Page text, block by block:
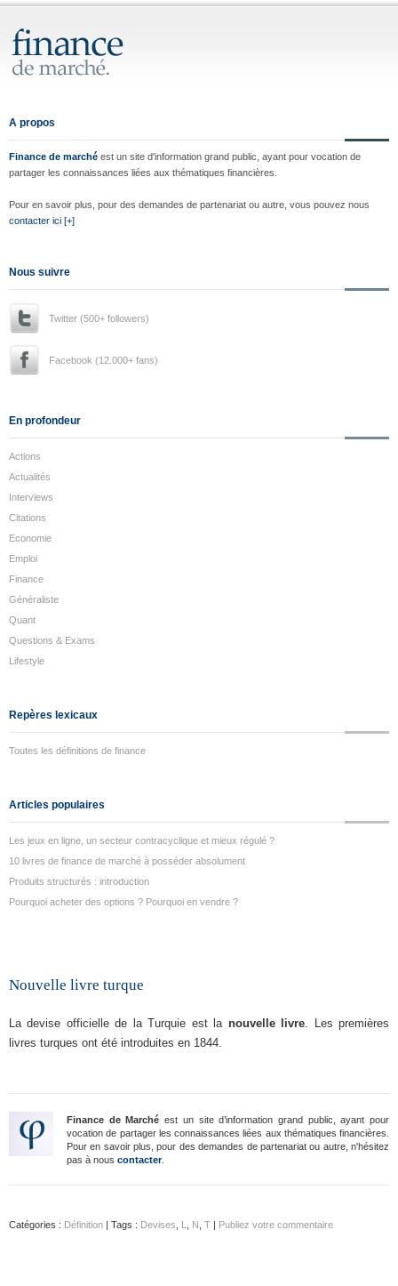
A propos
Finance de marché est un site d'information grand public, ayant pour vocation de
partager les connaissances liées aux thématiques financières.
Pour en savoir plus, pour des demandes de partenariat ou autre, vous pouvez nous
contacter ici [+]
Nous suivre
Twitter (500+ followers)
Facebook (12.000+ fans)
En profondeur
Actions
Actualités
Interviews
Citations
Economie
Emploi
Finance
Généraliste
Quant
Questions & Exams
Lifestyle
Repères lexicaux
Toutes les définitions de finance
Articles populaires
Les jeux en ligne, un secteur contracyclique et mieux régulé ?
10 livres de finance de marché à posséder absolument
Produits structurés : introduction
Pourquoi acheter des options ? Pourquoi en vendre ?
Nouvelle livre turque
La devise officielle de la Turquie est la nouvelle livre. Les premières
livres turques ont été introduites en 1844.
Finance de Marché est un site d’information grand public, ayant pour
vocation de partager les connaissances liées aux thématiques financières.
Pour en savoir plus, pour des demandes de partenariat ou autre, n'hésitez
pas à nous contacter.
Catégories : Définition | Tags : Devises L N T | Publiez votre commentaire